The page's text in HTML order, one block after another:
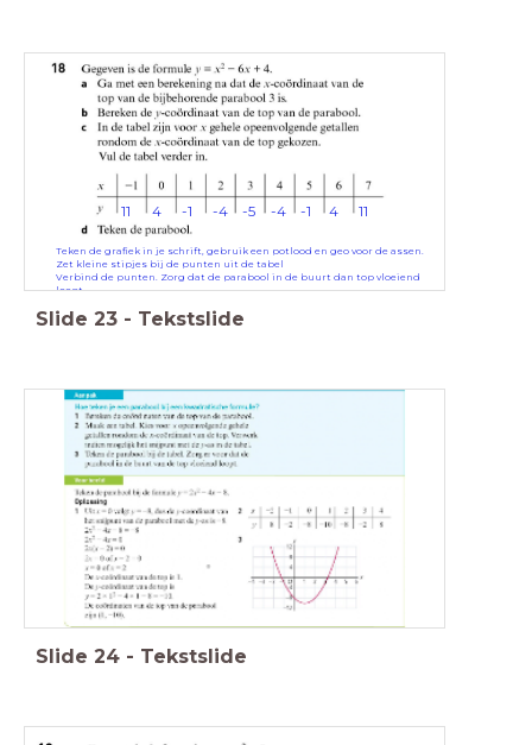
-5
-4 -4
-1
4
11 -1 4 11
Teken de grafiek in je schrift, gebruik een potlood en geo voor de assen.
Zet kleine stipjes bij de punten uit de tabel
Verbind de punten. Zorg dat de parabool in de buurt dan top vloeiend
loopt
Slide 23 - Tekstslide
Slide 24 - Tekstslide